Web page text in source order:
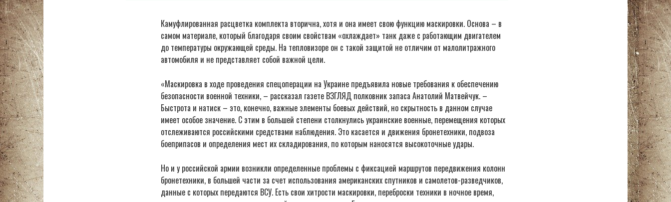
Камуфлированная расцветка комплекта вторична, хотя и она имеет свою функцию маскировки. Основа – в
самом материале, который благодаря своим свойствам «охлаждает» танк даже с работающим двигателем
до температуры окружающей среды. На тепловизоре он с такой защитой не отличим от малолитражного
автомобиля и не представляет собой важной цели.
«Маскировка в ходе проведения спецоперации на Украине предъявила новые требования к обеспечению
безопасности военной техники, – рассказал газете ВЗГЛЯД полковник запаса Анатолий Матвейчук. –
Быстрота и натиск – это, конечно, важные элементы боевых действий, но скрытность в данном случае
имеет особое значение. С этим в большей степени столкнулись украинские военные, перемещения которых
отслеживаются российскими средствами наблюдения. Это касается и движения бронетехники, подвоза
боеприпасов и определения мест их складирования, по которым наносятся высокоточные удары.
Но и у российской армии возникли определенные проблемы с фиксацией маршрутов передвижения колонн
бронетехники, в большей части за счет использования американских спутников и самолетов-разведчиков,
данные с которых передаются ВСУ. Есть свои хитрости маскировки, переброски техники в ночное время,